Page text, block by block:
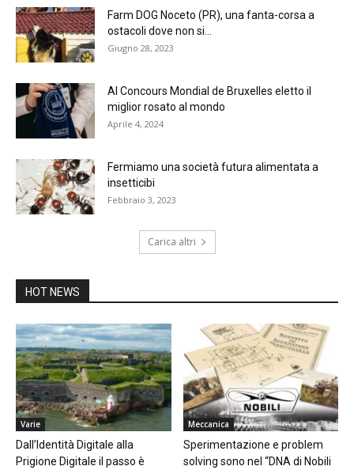
Farm DOG Noceto (PR), una fanta-corsa a
ostacoli dove non si...
Giugno 28, 2023
Al Concours Mondial de Bruxelles eletto il
miglior rosato al mondo
Aprile 4, 2024
Fermiamo una società futura alimentata a
insetticibi
Febbraio 3, 2023
Carica altri
HOT NEWS
Varie
Dall’Identità Digitale alla
Prigione Digitale il passo è
Meccanica
Sperimentazione e problem
solving sono nel “DNA di Nobili